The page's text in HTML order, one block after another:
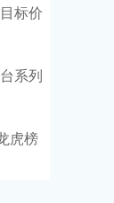
标价
系列
虎榜